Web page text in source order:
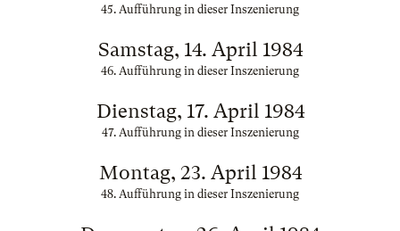
45. Aufführung in dieser Inszenierung
Samstag, 14. April 1984
46. Aufführung in dieser Inszenierung
Dienstag, 17. April 1984
47. Aufführung in dieser Inszenierung
Montag, 23. April 1984
48. Aufführung in dieser Inszenierung